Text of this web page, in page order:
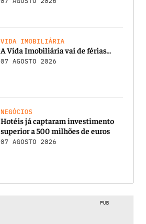
VIDA IMOBILIÁRIA
A Vida Imobiliária vai de férias…
07 AGOSTO 2026
NEGÓCIOS
Hotéis já captaram investimento
superior a 500 milhões de euros
07 AGOSTO 2026
PUB